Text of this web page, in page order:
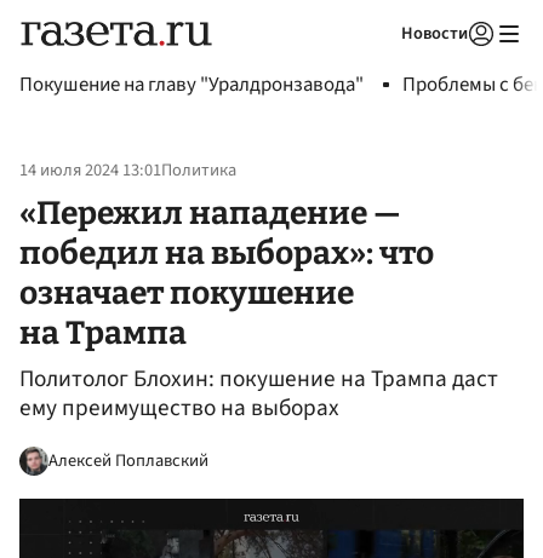
Новости
Покушение на главу "Уралдронзавода" Проблемы с
14 июля 2024 13:01Политика
«Пережил нападение —
победил на выборах»: что
означает покушение
на Трампа
Политолог Блохин: покушение на Трампа даст
ему преимущество на выборах
Алексей Поплавский